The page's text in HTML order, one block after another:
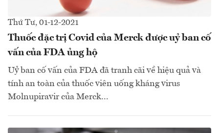
Thứ Tư, 01-12-2021
Thuốc đặc trị Covid của Merck được uỷ ban cố
vấn của FDA ủng hộ
Uỷ ban cố vấn của FDA đã tranh cãi về hiệu quả và
tính an toàn của thuốc viên uống kháng virus
Molnupiravir của Merck...